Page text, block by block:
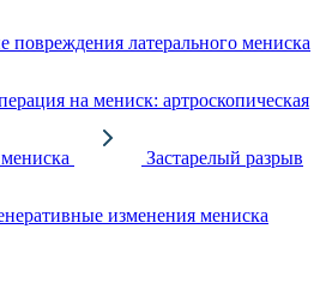
повреждения латерального мениска
на мениск: артроскопическая
Застарелый разрыв
изменения мениска